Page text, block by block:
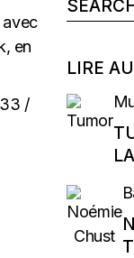
avec
en
/
for:
LIRE